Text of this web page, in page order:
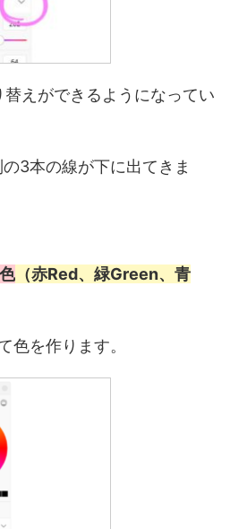
替えができるようになってい
3本の線が下に出てきま
（赤Red、緑Green、青
色を作ります。